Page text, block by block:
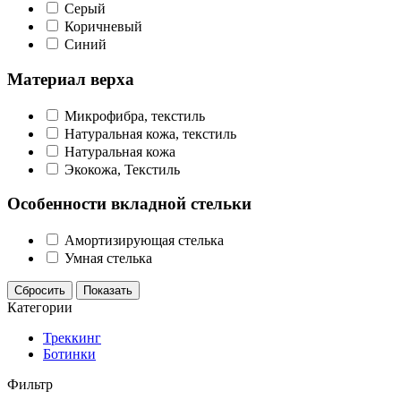
Серый
Коричневый
Синий
Материал верха
Микрофибра, текстиль
Натуральная кожа, текстиль
Натуральная кожа
Экокожа, Текстиль
Особенности вкладной стельки
Амортизирующая стелька
Умная стелька
Сбросить Показать
Категории
Треккинг
Ботинки
Фильтр